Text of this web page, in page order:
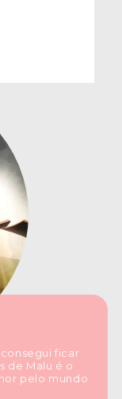
ficar
de Malu é o
pelo mundo